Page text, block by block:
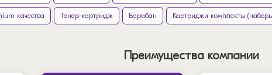
качества Тонер-картридж Барабан Картриджи комплекты
Преимущества компании